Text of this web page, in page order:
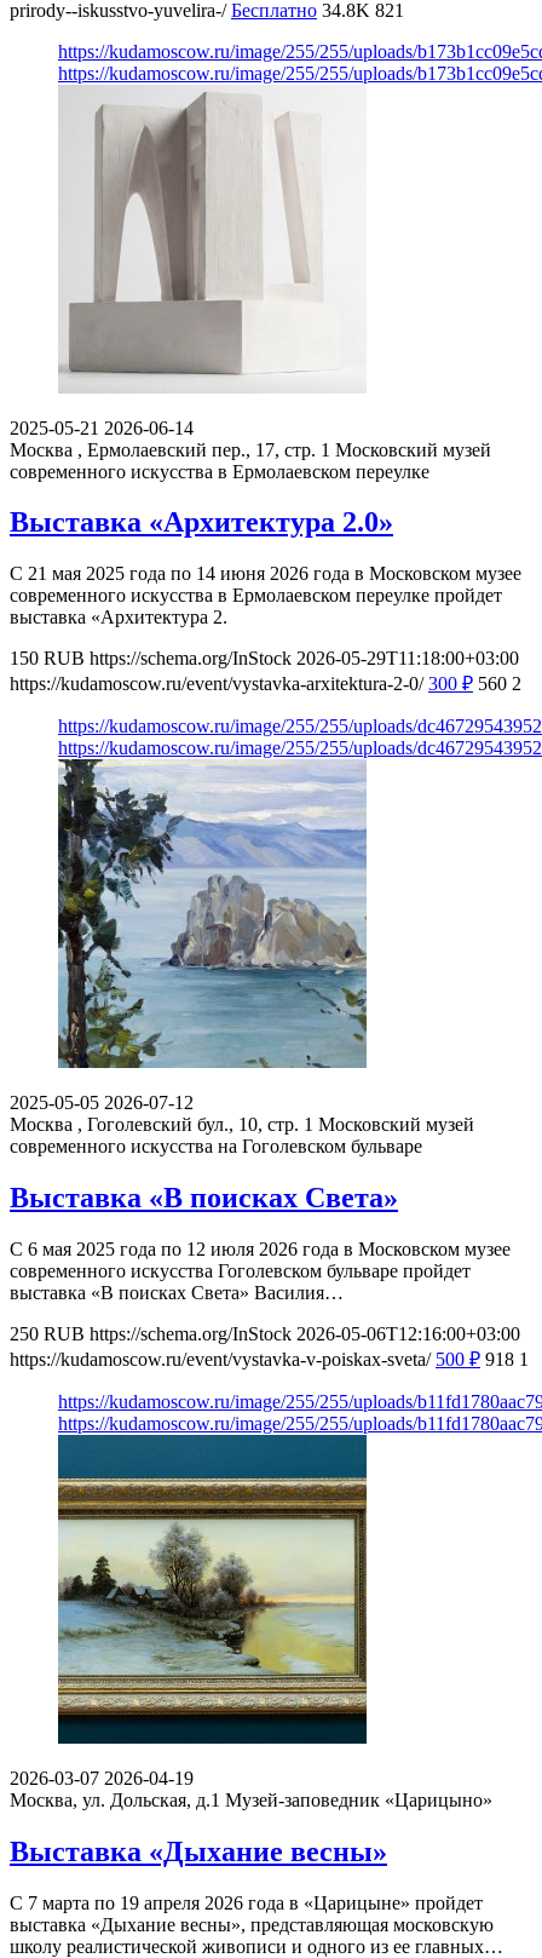
prirody--iskusstvo-yuvelira-/ Бесплатно 34.8K 821
https://kudamoscow.ru/image/255/255/uploads/
https://kudamoscow.ru/image/255/255/uploads/
2025-05-21 2026-06-14
Москва , Ермолаевский пер., 17, стр. 1 Московский музей
современного искусства в Ермолаевском переулке
Выставка «Архитектура 2.0»
С 21 мая 2025 года по 14 июня 2026 года в Московском музее
современного искусства в Ермолаевском переулке пройдет
выставка «Архитектура 2.
150 RUB https://schema.org/InStock 2026-05-29T11:18:00+03:00
https://kudamoscow.ru/event/vystavka-arxitektura-2-0/ 300 ₽ 560 2
https://kudamoscow.ru/image/255/255/uploads/
https://kudamoscow.ru/image/255/255/uploads/
2025-05-05 2026-07-12
Москва , Гоголевский бул., 10, стр. 1 Московский музей
современного искусства на Гоголевском бульваре
Выставка «В поисках Света»
С 6 мая 2025 года по 12 июля 2026 года в Московском музее
современного искусства Гоголевском бульваре пройдет
выставка «В поисках Света» Василия…
250 RUB https://schema.org/InStock 2026-05-06T12:16:00+03:00
https://kudamoscow.ru/event/vystavka-v-poiskax-sveta/ 500 ₽ 918 1
https://kudamoscow.ru/image/255/255/uploads/
https://kudamoscow.ru/image/255/255/uploads/
2026-03-07 2026-04-19
Москва, ул. Дольская, д.1 Музей-заповедник «Царицыно»
Выставка «Дыхание весны»
С 7 марта по 19 апреля 2026 года в «Царицыне» пройдет
выставка «Дыхание весны», представляющая московскую
школу реалистической живописи и одного из ее главных…